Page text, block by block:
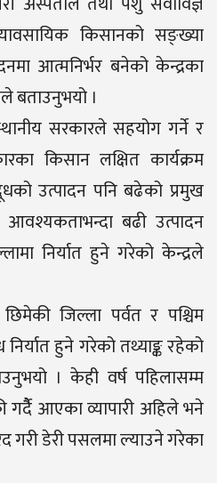
किसानको सङ्ख्या
आत्मनिर्भर बनेको केन्द्रका
बताउनुभयो ।
सरकारले सहयोग गर्ने र
किसान लक्षित कार्यक्रम
उत्पादन पनि बढेको प्रमुख
बढी उत्पादन
निर्यात हुने गरेको केन्द्रले
छिमेकी जिल्ला पर्वत र पश्चिम
निर्यात हुने गरेको तथ्याङ्क रहेको
। केही वर्ष पहिलासम्म
गर्दैै आएका व्यापारी अहिले भने
गरी डेरी पसलमा ल्याउने गरेका